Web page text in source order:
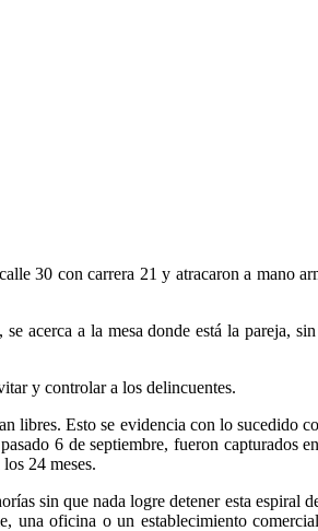
30 con carrera 21 y atracaron a mano
acerca a la mesa donde está la pareja,
y controlar a los delincuentes.
libres. Esto se evidencia con lo sucedido
6 de septiembre, fueron capturados
24 meses.
sin que nada logre detener esta espiral
una oficina o un establecimiento